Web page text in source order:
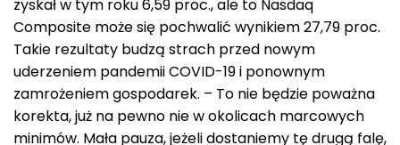
zyskał w tym roku 6,59 proc., ale to Nasdaq
Composite może się pochwalić wynikiem 27,79 proc.
Takie rezultaty budzą strach przed nowym
uderzeniem pandemii COVID-19 i ponownym
zamrożeniem gospodarek. – To nie będzie poważna
korekta, już na pewno nie w okolicach marcowych
minimów. Mała pauza, jeżeli dostaniemy tę drugą falę,